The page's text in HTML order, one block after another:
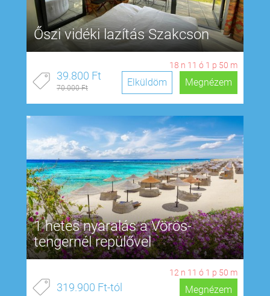
Őszi vidéki lazítás Szakcson
18 n 11 ó 1 p 49 m
39.800 Ft
70.000 Ft Megnézem
Elküldöm
1 hetes nyaralás a Vörös-
tengernél repülővel
12 n 11 ó 1 p 49 m
319.900 Ft-tól
Megnézem